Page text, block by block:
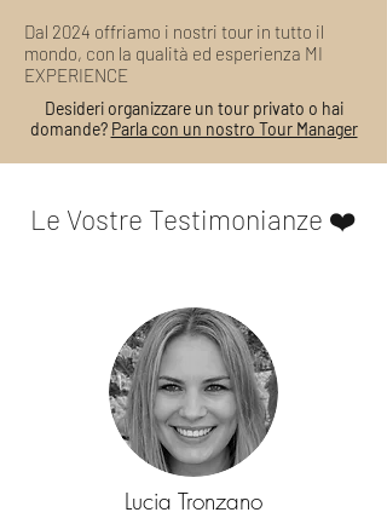
Dal 2024 offriamo i nostri tour in tutto il
mondo, con la qualità ed esperienza MI
EXPERIENCE
Desideri organizzare un tour privato o hai
domande? Parla con un nostro Tour Manager
Le Vostre Testimonianze ❤️
Lucia Tronzano